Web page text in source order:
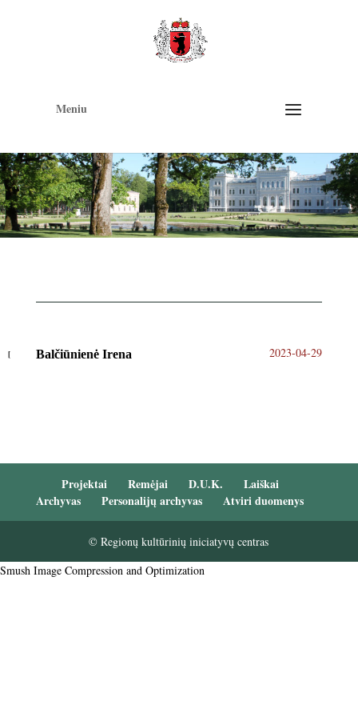
Meniu
Balčiūnienė Irena 2023-04-29
Projektai Remėjai D.U.K.
Laiškai
Archyvas
Personalijų archyvas Atviri duomenys
© Regionų kultūrinių iniciatyvų centras
Smush Image Compression and Optimization